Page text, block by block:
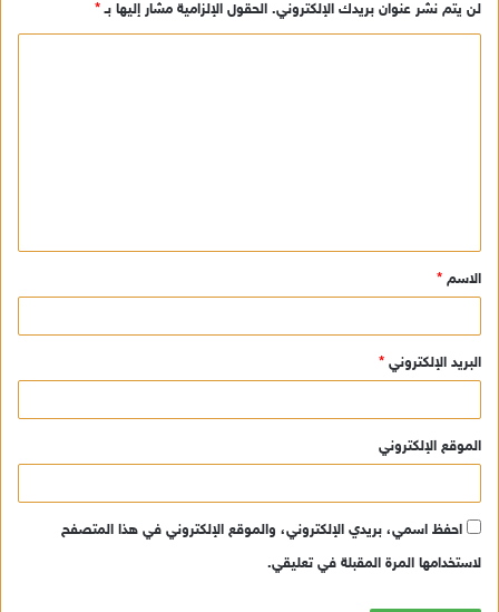
لن يتم نشر عنوان بريدك الإلكتروني. الحقول الإلزامية مشار إليها بـ*
ق
*
الاسم *
البريد الإلكتروني *
الموقع الإلكتروني
احفظ اسمي، بريدي الإلكتروني، والموقع الإلكتروني في هذا المتصفح
لاستخدامها المرة المقبلة في تعليقي.